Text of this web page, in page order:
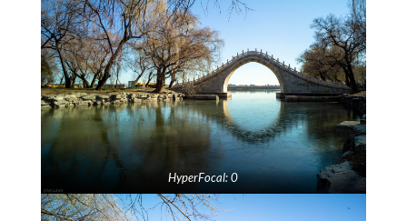
HyperFocal: 0